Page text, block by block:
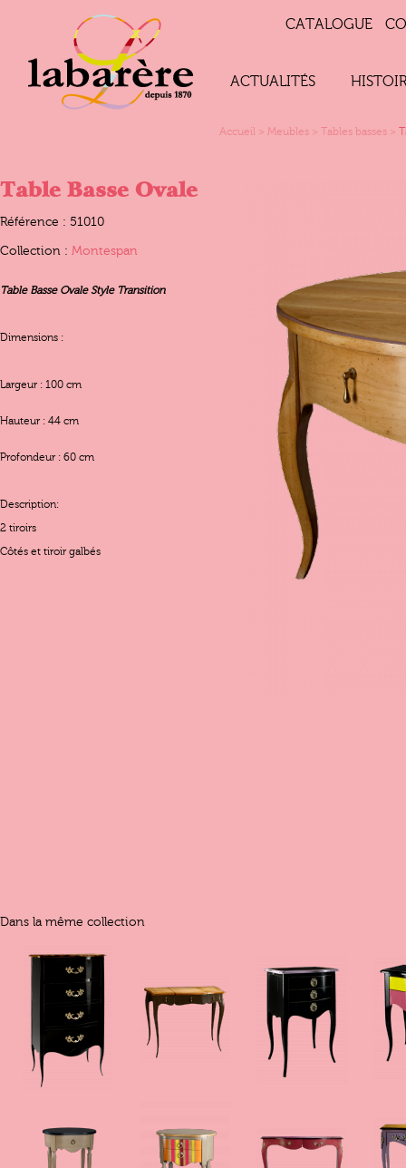
CATALOGUE
ACTUALITÉS
Accueil > Meubles > Tables basses >
Table Basse Ovale
Référence : 51010
Collection : Montespan
Table Basse Ovale Style Transition
Dimensions :
Largeur : 100 cm
Hauteur : 44 cm
Profondeur : 60 cm
Description:
2 tiroirs
Côtés et tiroir galbés
Dans la même collection